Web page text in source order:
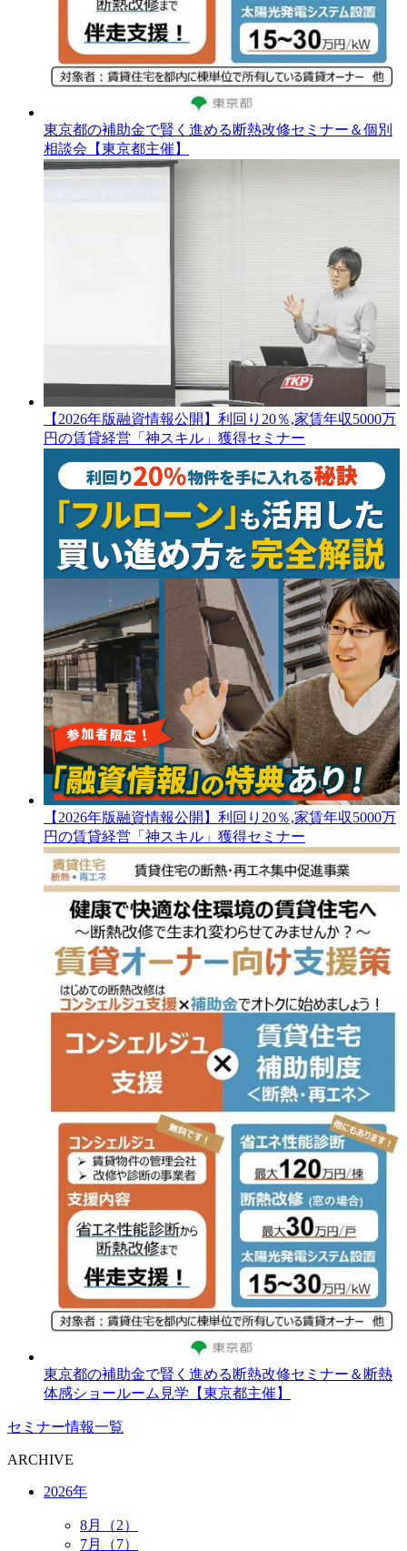
東京都の補助金で賢く進める断熱改修セミナー＆個別
相談会【東京都主催】
【2026年版融資情報公開】利回り20％,家賃年収5000万
円の賃貸経営「神スキル」獲得セミナー
【2026年版融資情報公開】利回り20％,家賃年収5000万
円の賃貸経営「神スキル」獲得セミナー
東京都の補助金で賢く進める断熱改修セミナー＆断熱
体感ショールーム見学【東京都主催】
セミナー情報一覧
ARCHIVE
2026年
8月（2）
7月（7）